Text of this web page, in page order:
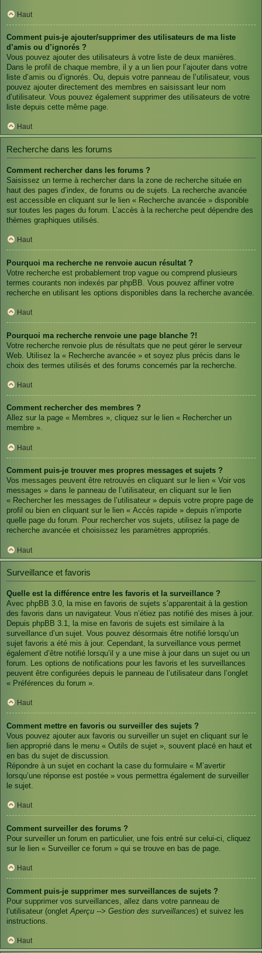
Haut
Comment puis-je ajouter/supprimer des utilisateurs de ma liste
d’amis ou d’ignorés ?
Vous pouvez ajouter des utilisateurs à votre liste de deux manières.
Dans le profil de chaque membre, il y a un lien pour l’ajouter dans votre
liste d’amis ou d’ignorés. Ou, depuis votre panneau de l’utilisateur, vous
pouvez ajouter directement des membres en saisissant leur nom
d’utilisateur. Vous pouvez également supprimer des utilisateurs de votre
liste depuis cette même page.
Haut
Recherche dans les forums
Comment rechercher dans les forums ?
Saisissez un terme à rechercher dans la zone de recherche située en
haut des pages d’index, de forums ou de sujets. La recherche avancée
est accessible en cliquant sur le lien « Recherche avancée » disponible
sur toutes les pages du forum. L’accès à la recherche peut dépendre des
thèmes graphiques utilisés.
Haut
Pourquoi ma recherche ne renvoie aucun résultat ?
Votre recherche est probablement trop vague ou comprend plusieurs
termes courants non indexés par phpBB. Vous pouvez affiner votre
recherche en utilisant les options disponibles dans la recherche avancée.
Haut
Pourquoi ma recherche renvoie une page blanche ?!
Votre recherche renvoie plus de résultats que ne peut gérer le serveur
Web. Utilisez la « Recherche avancée » et soyez plus précis dans le
choix des termes utilisés et des forums concernés par la recherche.
Haut
Comment rechercher des membres ?
Allez sur la page « Membres », cliquez sur le lien « Rechercher un
membre ».
Haut
Comment puis-je trouver mes propres messages et sujets ?
Vos messages peuvent être retrouvés en cliquant sur le lien « Voir vos
messages » dans le panneau de l’utilisateur, en cliquant sur le lien
« Rechercher les messages de l’utilisateur » depuis votre propre page de
profil ou bien en cliquant sur le lien « Accès rapide » depuis n’importe
quelle page du forum. Pour rechercher vos sujets, utilisez la page de
recherche avancée et choisissez les paramètres appropriés.
Haut
Surveillance et favoris
Quelle est la différence entre les favoris et la surveillance ?
Avec phpBB 3.0, la mise en favoris de sujets s’apparentait à la gestion
des favoris dans un navigateur. Vous n’étiez pas notifié des mises à jour.
Depuis phpBB 3.1, la mise en favoris de sujets est similaire à la
surveillance d’un sujet. Vous pouvez désormais être notifié lorsqu’un
sujet favoris a été mis à jour. Cependant, la surveillance vous permet
également d’être notifié lorsqu’il y a une mise à jour dans un sujet ou un
forum. Les options de notifications pour les favoris et les surveillances
peuvent être configurées depuis le panneau de l’utilisateur dans l’onglet
« Préférences du forum ».
Haut
Comment mettre en favoris ou surveiller des sujets ?
Vous pouvez ajouter aux favoris ou surveiller un sujet en cliquant sur le
lien approprié dans le menu « Outils de sujet », souvent placé en haut et
en bas du sujet de discussion.
Répondre à un sujet en cochant la case du formulaire « M’avertir
lorsqu’une réponse est postée » vous permettra également de surveiller
le sujet.
Haut
Comment surveiller des forums ?
Pour surveiller un forum en particulier, une fois entré sur celui-ci, cliquez
sur le lien « Surveiller ce forum » qui se trouve en bas de page.
Haut
Comment puis-je supprimer mes surveillances de sujets ?
Pour supprimer vos surveillances, allez dans votre panneau de
l’utilisateur (onglet Aperçu --> Gestion des surveillances) et suivez les
instructions.
Haut